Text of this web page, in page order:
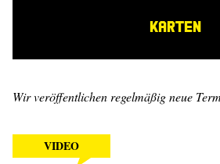
KARTEN
Wir veröffentlichen regelmäßig neue
VIDEO